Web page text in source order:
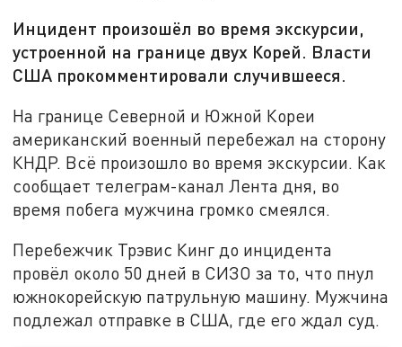
Инцидент произошёл во время экскурсии,
устроенной на границе двух Корей. Власти
США прокомментировали случившееся.
На границе Северной и Южной Кореи
американский военный перебежал на сторону
КНДР. Всё произошло во время экскурсии. Как
сообщает телеграм-канал Лента дня, во
время побега мужчина громко смеялся.
Перебежчик Трэвис Кинг до инцидента
провёл около 50 дней в СИЗО за то, что пнул
южнокорейскую патрульную машину. Мужчина
подлежал отправке в США, где его ждал суд.